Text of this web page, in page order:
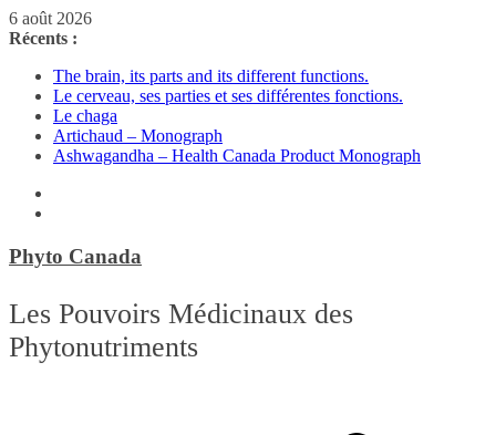
Passer
au
6 août 2026
Récents :
The brain, its parts and its different functions.
Le cerveau, ses parties et ses différentes fonctions.
Le chaga
Artichaud – Monograph
Ashwagandha – Health Canada Product Monograph
Phyto Canada
Les Pouvoirs Médicinaux des
Phytonutriments